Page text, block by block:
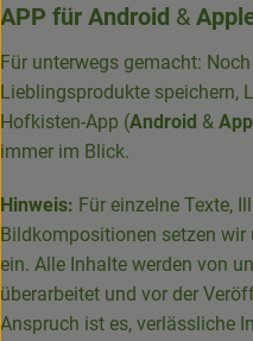
APP für Android &
Für unterwegs gemacht:
Lieblingsprodukte speichern,
Hofkisten-App (Android &
immer im Blick.
Hinweis: Für einzelne Texte,
Bildkompositionen setzen wir
ein. Alle Inhalte werden von
überarbeitet und vor der
Anspruch ist es, verlässliche